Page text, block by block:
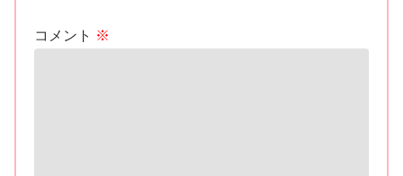
コメント ※